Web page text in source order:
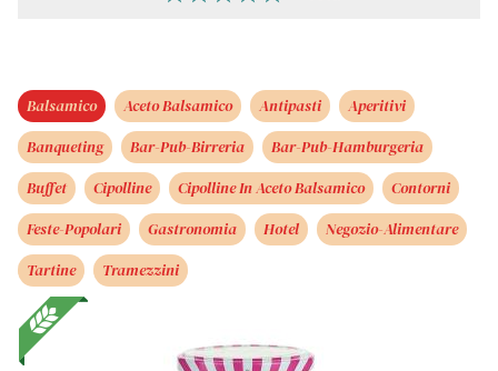
Balsamico Aceto Balsamico Antipasti
Aperitivi
Banqueting
Bar-Pub-Birreria
Bar-Pub-Hamburgeria
Buffet
Cipolline Cipolline In Aceto Balsamico
Contorni
Feste-Popolari
Gastronomia Hotel
Negozio-Alimentare
Tartine
Tramezzini